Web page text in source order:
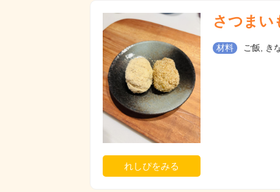
れしぴをみる
さつまい
材料 ご飯, き